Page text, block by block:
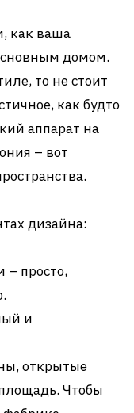
как ваша
домом.
то не стоит
как будто
аппарат на
– вот
дизайна:
просто,
и
открытые
Чтобы